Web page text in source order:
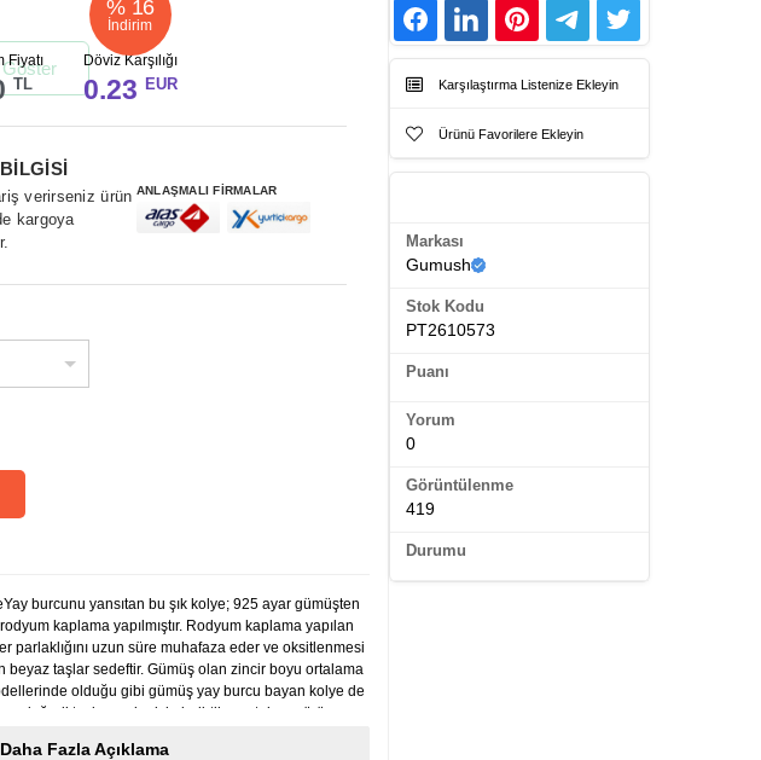
% 16
İndirim
Fiyatı
TL
Döviz Karşılığı
0.23 EUR
Göster
verirseniz ürün
kargoya
ANLAŞMALI FİRMALAR
burcunu yansıtan bu şık kolye; 925 ayar gümüşten
kaplama yapılmıştır. Rodyum kaplama yapılan
parlaklığını uzun süre muhafaza eder ve oksitlenmesi
beyaz taşlar sedeftir. Gümüş olan zincir boyu ortalama
olduğu gibi gümüş yay burcu bayan kolye de
ve değerli taşlar nedeniyle belirtilen ortalama ürün
Daha Fazla Açıklama
Karşılaştırma Listenize Ekleyin
Ürünü Favorilere Ekleyin
Markası
Gumush
Stok Kodu
PT2610573
Puanı
Yorum
0
Görüntülenme
419
Durumu